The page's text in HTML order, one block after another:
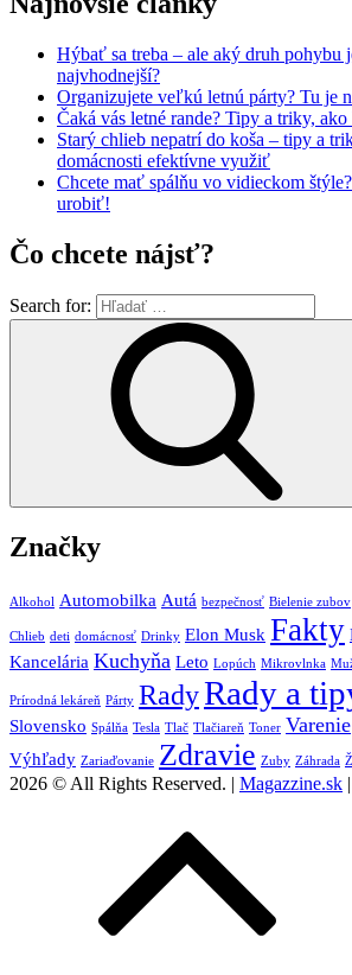
Hýbať sa treba – ale aký druh pohybu
najvhodnejší?
Organizujete veľkú letnú párty? Tu je
Čaká vás letné rande? Tipy a triky,
Starý chlieb nepatrí do koša – tipy a
domácnosti efektívne využiť
Chcete mať spálňu vo vidieckom
urobiť!
Čo chcete nájsť?
Search for:
Značky
Alkohol Automobilka Autá bezpečnosť Bielenie zubov
Chlieb deti domácnosť Drinky Elon Musk Fakty
Kancelária Kuchyňa Leto Lopúch Mikrovlnka
Prírodná lekáreň Párty RadyRady a
Slovensko Spálňa Tesla Tlač Tlačiareň Toner Varenie
Výhľady Zariaďovanie Zdravie Zuby Záhrada
2026 © All Rights Reserved. | Magazzine.sk |